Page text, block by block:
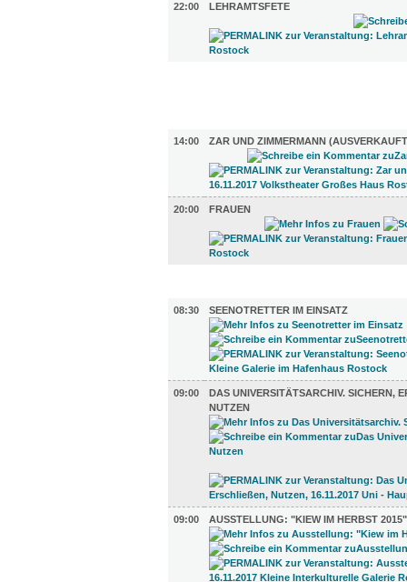
22:00 LEHRAMTSFETE
14:00
ZAR UND ZIMMERMANN
20:00 FRAUEN
08:30
SEENOTRETTER IM EINSATZ
09:00
DAS UNIVERSITÄTSARCHIV. SICHERN,
UTZEN
09:00 AUSSTELLUNG: "KIEW IM HERBST 2015"